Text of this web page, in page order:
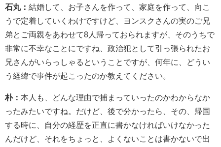
石丸： 結婚して、お子さんを作って、家庭を作って、向こ
うで定着していくわけですけど、ヨンスクさんの実のご兄
弟とご両親をあわせて8人帰っておられますが、そのうちで
非常に不幸なことにですね、政治犯として引っ張られたお
兄さんがいらっしゃるということですが、何年に、どうい
う経緯で事件が起こったのか教えてください。
朴： 本人も、どんな理由で捕まっていったのかわからなか
ったみたいですね。だけど、後で分かったら、その、帰国
する時に、自分の経歴を正直に書かなければいけなかった
んだけど、それをちょっと、よくないことは書かないで出